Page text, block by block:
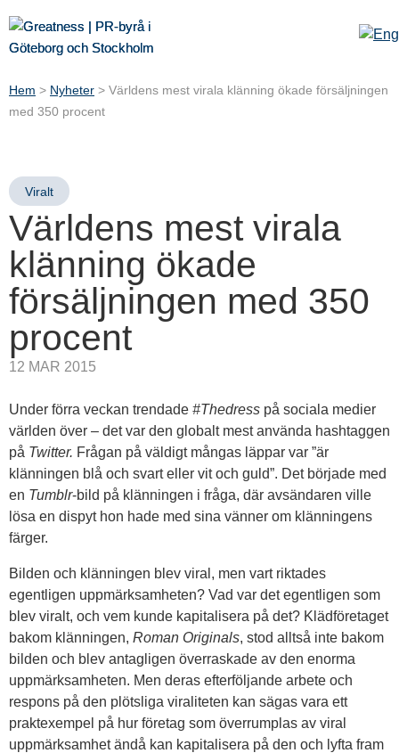
Hem > Nyheter > Världens mest virala klänning ökade försäljningen
med 350 procent
Viralt
Världens mest virala
klänning ökade
försäljningen med 350
procent
12 MAR 2015
Under förra veckan trendade #Thedress på sociala medier
världen över – det var den globalt mest använda hashtaggen
på Twitter. Frågan på väldigt mångas läppar var ”är
klänningen blå och svart eller vit och guld”. Det började med
en Tumblr-bild på klänningen i fråga, där avsändaren ville
lösa en dispyt hon hade med sina vänner om klänningens
färger.
Bilden och klänningen blev viral, men vart riktades
egentligen uppmärksamheten? Vad var det egentligen som
blev viralt, och vem kunde kapitalisera på det? Klädföretaget
bakom klänningen, Roman Originals, stod alltså inte bakom
bilden och blev antagligen överraskade av den enorma
uppmärksamheten. Men deras efterföljande arbete och
respons på den plötsliga viraliteten kan sägas vara ett
praktexempel på hur företag som överrumplas av viral
uppmärksamhet ändå kan kapitalisera på den och lyfta fram